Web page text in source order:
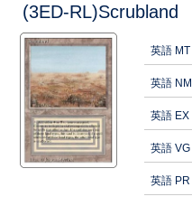
(3ED-RL)Scrubland
英語 MT
英語 NM
英語 EX
英語 VG
英語 PR